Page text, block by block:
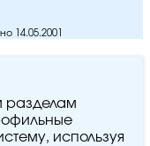
14.05.2001
разделам
используя